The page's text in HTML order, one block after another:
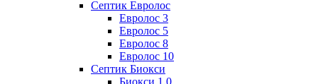
Септик Евролос
Евролос 3
Евролос 5
Евролос 8
Евролос 10
Септик Биокси
Биокси 1.0